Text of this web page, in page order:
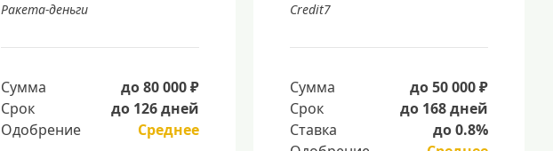
Ракета-деньги
Сумма
до 80 000 ₽
Срок
до 126 дней
Одобрение
Среднее
Credit7
Сумма
до 50 000 ₽
Срок
до 168 дней
Ставка
до 0.8%